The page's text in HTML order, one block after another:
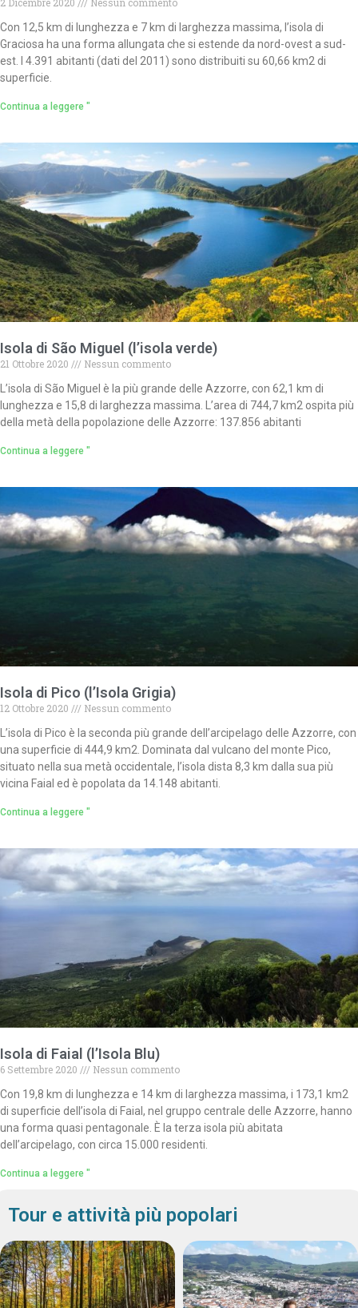
2 Dicembre 2020
Nessun commento
Con 12,5 km di lunghezza e 7 km di larghezza massima, l’isola di
Graciosa ha una forma allungata che si estende da nord-ovest a sud-
est. I 4.391 abitanti (dati del 2011) sono distribuiti su 60,66 km2 di
superficie.
Continua a leggere "
Isola di São Miguel (l’isola verde)
21 Ottobre 2020
Nessun commento
L’isola di São Miguel è la più grande delle Azzorre, con 62,1 km di
lunghezza e 15,8 di larghezza massima. L’area di 744,7 km2 ospita più
della metà della popolazione delle Azzorre: 137.856 abitanti
Continua a leggere "
Isola di Pico (l’Isola Grigia)
12 Ottobre 2020
Nessun commento
L’isola di Pico è la seconda più grande dell’arcipelago delle Azzorre, con
una superficie di 444,9 km2. Dominata dal vulcano del monte Pico,
situato nella sua metà occidentale, l’isola dista 8,3 km dalla sua più
vicina Faial ed è popolata da 14.148 abitanti.
Continua a leggere "
Isola di Faial (l’Isola Blu)
6 Settembre 2020
Nessun commento
Con 19,8 km di lunghezza e 14 km di larghezza massima, i 173,1 km2
di superficie dell’isola di Faial, nel gruppo centrale delle Azzorre, hanno
una forma quasi pentagonale. È la terza isola più abitata
dell’arcipelago, con circa 15.000 residenti.
Continua a leggere "
Tour e attività più popolari